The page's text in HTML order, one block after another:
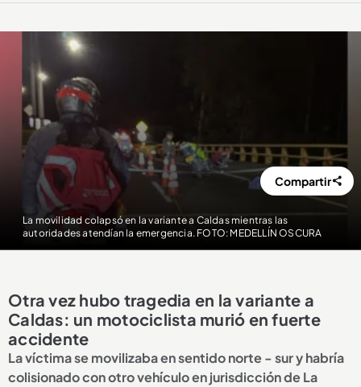
La movilidad colapsó en la variante a Caldas mientras las
autoridades atendían la emergencia. FOTO: MEDELLÍN OSCURA
Compartir
Otra vez hubo tragedia en la variante a
Caldas: un motociclista murió en fuerte
accidente
La víctima se movilizaba en sentido norte - sur y habría
colisionado con otro vehículo en jurisdicción de La